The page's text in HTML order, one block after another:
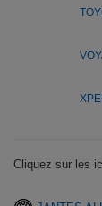
Cliquez sur les